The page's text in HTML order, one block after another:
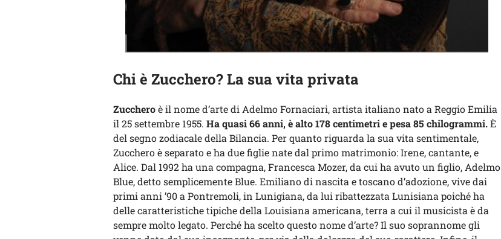
Chi è Zucchero? La sua vita privata
Zuccheroè il nome d’arte di Adelmo Fornaciari, artista italiano nato a Reggio Emilia
il 25 settembre 1955. Ha quasi 66 anni, è alto 178 centimetri e pesa 85 chilogrammi.È
del segno zodiacale della Bilancia. Per quanto riguarda la sua vita sentimentale,
Zucchero è separato e ha due figlie nate dal primo matrimonio: Irene, cantante, e
Alice. Dal 1992 ha una compagna, Francesca Mozer, da cui ha avuto un figlio, Adelmo
Blue, detto semplicemente Blue. Emiliano di nascita e toscano d’adozione, vive dai
primi anni ’90 a Pontremoli, in Lunigiana, da lui ribattezzata Lunisiana poiché ha
delle caratteristiche tipiche della Louisiana americana, terra a cui il musicista è da
sempre molto legato. Perché ha scelto questo nome d’arte? Il suo soprannome gli